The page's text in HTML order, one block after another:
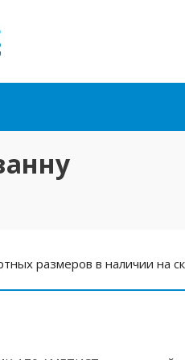
размеров в наличии на